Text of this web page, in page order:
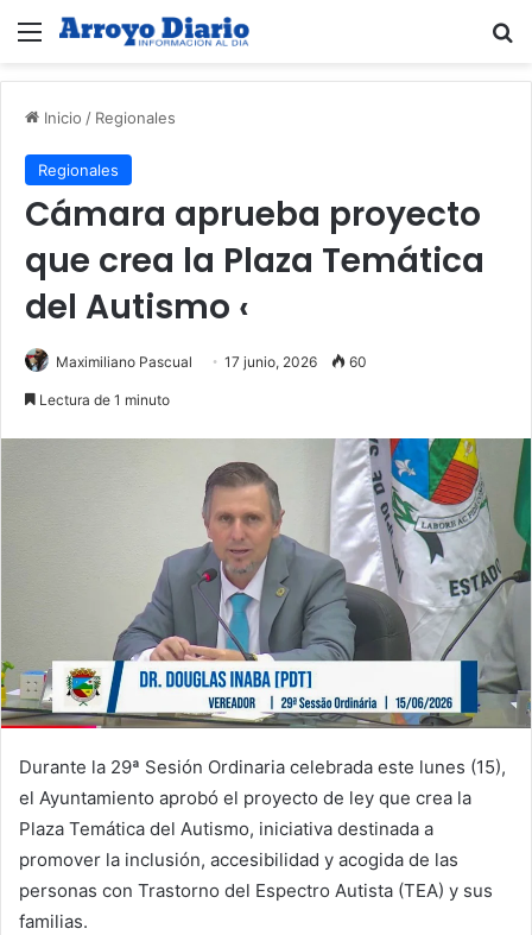
Menú
Inicio / Regionales
Regionales
Cámara aprueba proyecto
que crea la Plaza Temática
del Autismo ‹
Maximiliano Pascual 17 junio, 2026 60
Lectura de 1 minuto
Durante la 29ª Sesión Ordinaria celebrada este lunes (15),
el Ayuntamiento aprobó el proyecto de ley que crea la
Plaza Temática del Autismo, iniciativa destinada a
promover la inclusión, accesibilidad y acogida de las
personas con Trastorno del Espectro Autista (TEA) y sus
familias.